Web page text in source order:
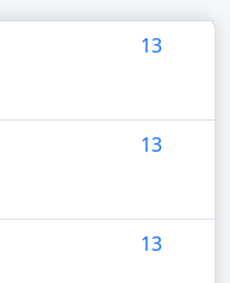
13
13
13